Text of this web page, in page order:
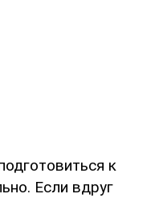
к
Если вдруг